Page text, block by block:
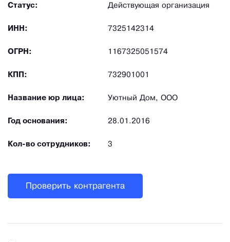
Статус: Действующая организация
ИНН: 7325142314
ОГРН: 1167325051574
КПП: 732901001
Название юр лица: Уютный Дом, ООО
Год основания: 28.01.2016
Кол-во сотрудников: 3
Проверить контрагента